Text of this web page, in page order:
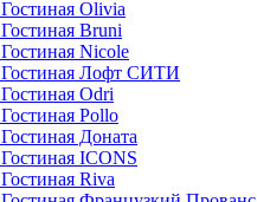
Гостиная Olivia
Гостиная Bruni
Гостиная Nicole
Гостиная Лофт СИТИ
Гостиная Odri
Гостиная Pollo
Гостиная Доната
Гостиная ICONS
Гостиная Riva